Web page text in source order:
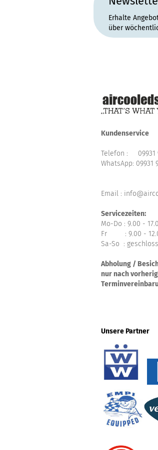
Erhalte
über
Kundenservice
Telefon : 09931
WhatsApp: 09931
Email :
Servicezeiten:
Mo-Do : 9.00 -
Fr : 9.00 -
Sa-So :
Abholung /
nur nach
Unsere Partner